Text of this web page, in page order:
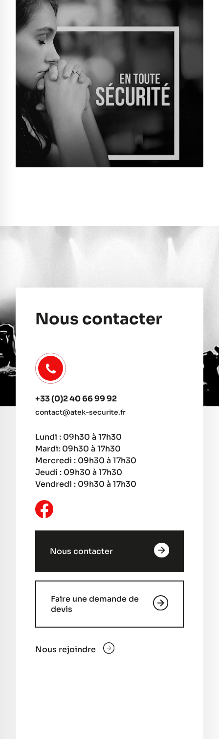
Nous contacter
+33 (0)2 40 66 99 92
contact@atek-securite.fr
Lundi : 09h30 à 17h30
Mardi: 09h30 à 17h30
Mercredi : 09h30 à 17h30
Jeudi : 09h30 à 17h30
Vendredi : 09h30 à 17h30
Nous contacter
Faire une demande de
devis
Nous rejoindre